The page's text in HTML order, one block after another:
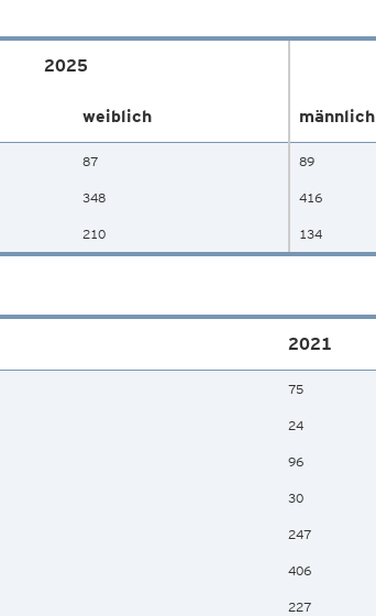
2025
weiblich männlich
87 89
348 416
210 134
2021
75
24
96
30
247
406
227